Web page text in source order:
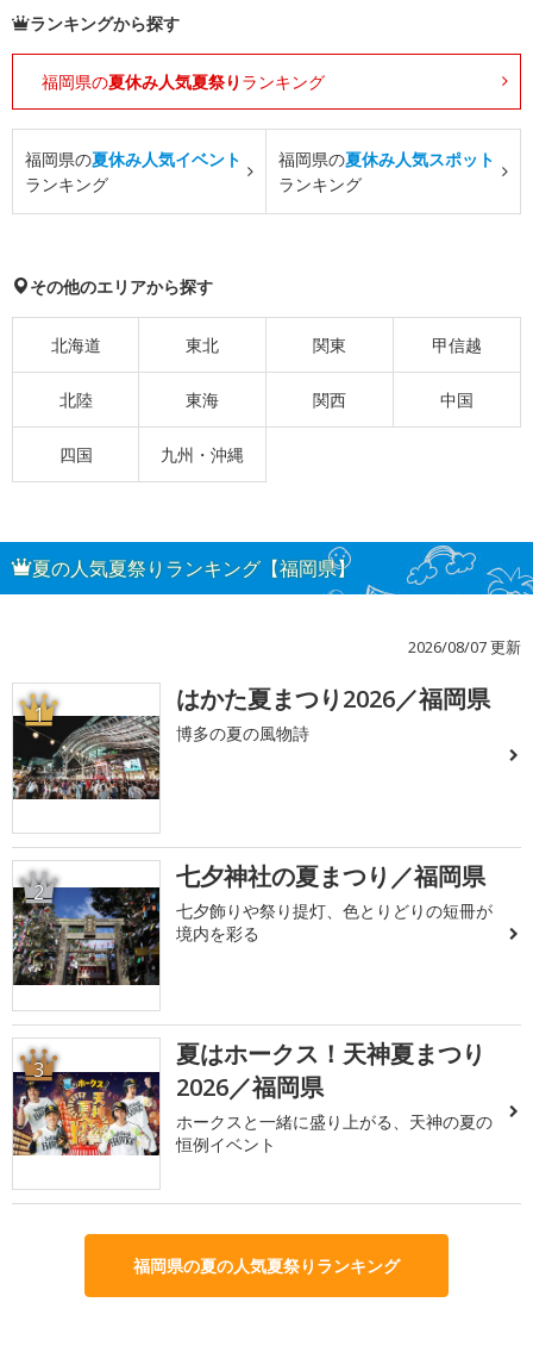
ランキングから探す
福岡県の夏休み人気夏祭り ランキング
福岡県の夏休み人気イベント
ランキング
福岡県の夏休み人気スポット
ランキング
その他のエリアから探す
北海道 東北 関東 甲信越
北陸 東海 関西 中国
四国 九州・沖縄
夏の人気夏祭りランキング【福岡県】
2026/08/07 更新
1 はかた夏まつり2026／福岡県
博多の夏の風物詩
2 七夕神社の夏まつり／福岡県
七夕飾りや祭り提灯、色とりどりの短冊が
境内を彩る
3
夏はホークス！天神夏まつり
2026／福岡県
ホークスと一緒に盛り上がる、天神の夏の
恒例イベント
福岡県の夏の人気夏祭りランキング